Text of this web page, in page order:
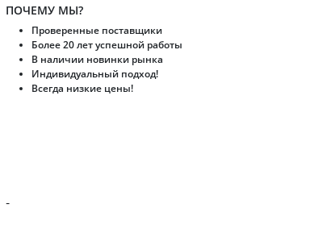
ПОЧЕМУ МЫ?
Проверенные поставщики
Более 20 лет успешной работы
В наличии новинки рынка
Индивидуальный подход!
Всегда низкие цены!
-